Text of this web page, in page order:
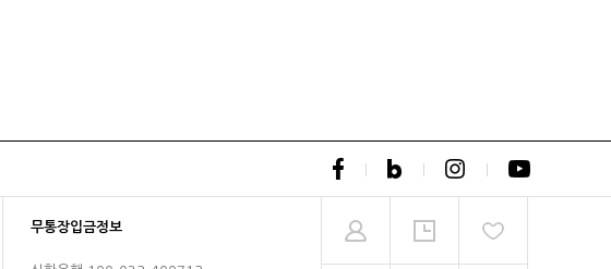
무통장입금정보